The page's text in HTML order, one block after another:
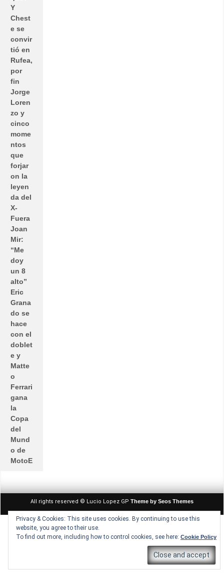
Privacy & Cookies: This site uses cookies. By continuing to use this
website, you agree to their use.
To find out more, including how to control cookies, see here: Cookie Policy
Y
Chest
e se
convir
tió en
Rufea,
por
fin
Jorge
Loren
zo y
cinco
mome
ntos
que
forjar
on la
leyen
da del
X-
Fuera
Joan
Mir:
“Me
doy
un 8
alto”
Eric
Grana
do se
hace
con el
doblet
e y
Matte
o
Ferrari
gana
la
Copa
del
Mund
o de
MotoE
All rights reserved © Lucio Lopez GP Theme by Seos Themes